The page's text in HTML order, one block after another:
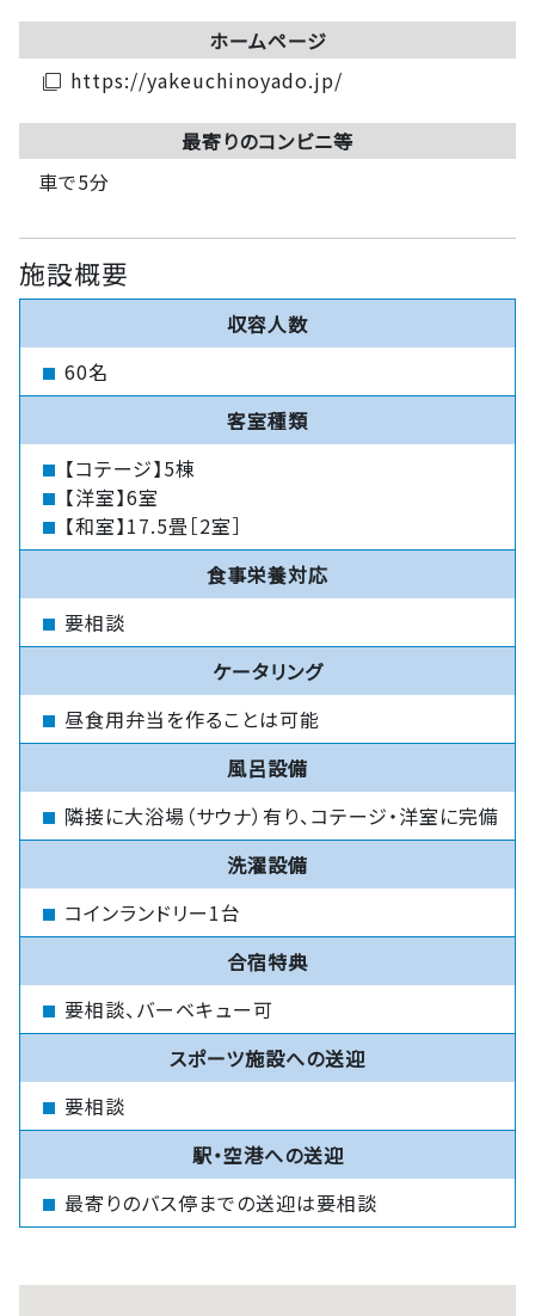
ホームページ
filter_none https://yakeuchinoyado.jp/
最寄りのコンビニ等
車で5分
施設概要
収容人数
60名
客室種類
【コテージ】5棟
【洋室】6室
【和室】17.5畳［2室］
食事栄養対応
要相談
ケータリング
昼食用弁当を作ることは可能
風呂設備
隣接に大浴場（サウナ）有り、コテージ・洋室に完備
洗濯設備
コインランドリー1台
合宿特典
要相談、バーベキュー可
スポーツ施設への送迎
要相談
駅・空港への送迎
最寄りのバス停までの送迎は要相談